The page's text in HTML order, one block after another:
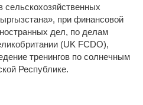
сельскохозяйственных
при финансовой
дел, по делам
(UK FCDO),
тренингов по солнечным
Республике.